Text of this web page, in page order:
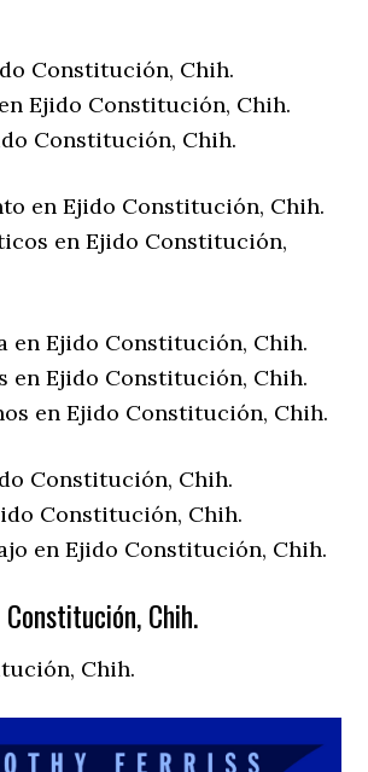
Constitución, Chih.
Ejido Constitución, Chih.
Constitución, Chih.
en Ejido Constitución, Chih.
en Ejido Constitución,
en Ejido Constitución, Chih.
en Ejido Constitución, Chih.
en Ejido Constitución, Chih.
Constitución, Chih.
Constitución, Chih.
en Ejido Constitución, Chih.
Chih.